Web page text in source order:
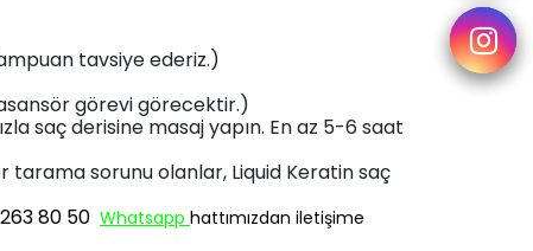
tavsiye ederiz.)
görevi görecektir.)
saç derisine masaj yapın. En az 5-6 saat
tarama sorunu olanlar, Liquid Keratin saç
80 50 Whatsapp hattımızdan iletişime